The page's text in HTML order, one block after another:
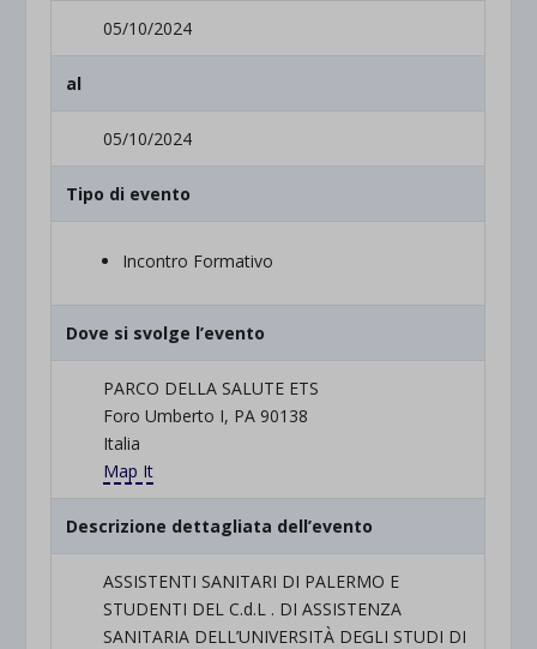
05/10/2024
al
05/10/2024
Tipo di evento
Incontro Formativo
Dove si svolge l’evento
PARCO DELLA SALUTE ETS
Foro Umberto I, PA 90138
Italia
Map It
Descrizione dettagliata dell’evento
ASSISTENTI SANITARI DI PALERMO E
STUDENTI DEL C.d.L . DI ASSISTENZA
SANITARIA DELL’UNIVERSITÀ DEGLI STUDI DI